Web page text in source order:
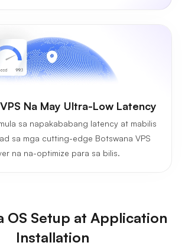
Na May Ultra-Low Latency
sa napakababang latency at mabilis
sa mga cutting-edge Botswana VPS
na na-optimize para sa bilis.
OS Setup at Application
Installation